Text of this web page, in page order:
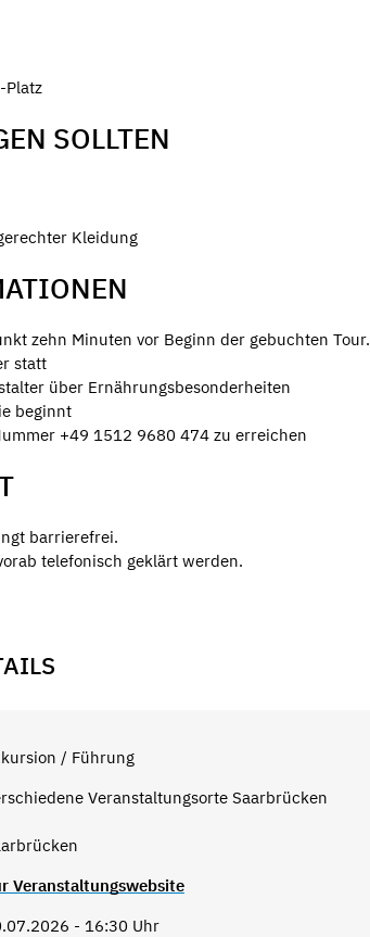
Platz
SOLLTEN
Kleidung
zehn Minuten vor Beginn der gebuchten Tour.
statt
über Ernährungsbesonderheiten
beginnt
+49 1512 9680 474 zu erreichen
barrierefrei.
telefonisch geklärt werden.
/ Führung
Veranstaltungsorte Saarbrücken
Veranstaltungswebsite
- 16:30 Uhr